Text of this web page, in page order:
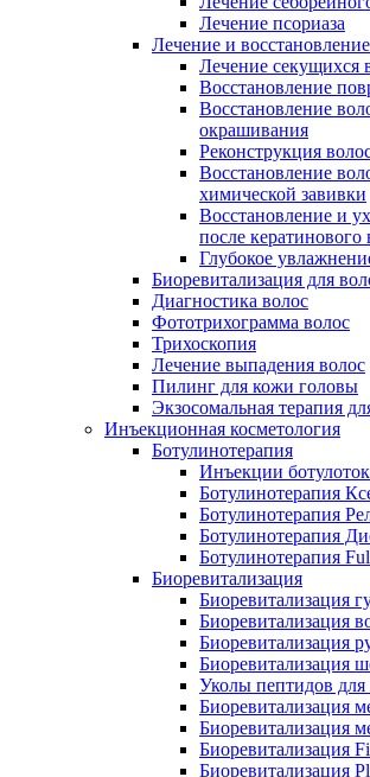
Лечение псориаза
Лечение и
Лечение секущихся
Восстановление
Восстановление
окрашивания
Реконструкция
Восстановление
химической завивки
Восстановление и
после
Глубокое
Биоревитализация для
Диагностика волос
Фототрихограмма волос
Трихоскопия
Лечение выпадения волос
Пилинг для кожи головы
Экзосомальная терапия
Инъекционная косметология
Ботулинотерапия
Инъекции
Ботулинотерапия
Ботулинотерапия
Ботулинотерапия
Ботулинотерапия
Биоревитализация
Биоревитализация
Биоревитализация
Биоревитализация
Биоревитализация
Уколы пептидов для
Биоревитализация
Биоревитализация
Биоревитализация
Биоревитализация